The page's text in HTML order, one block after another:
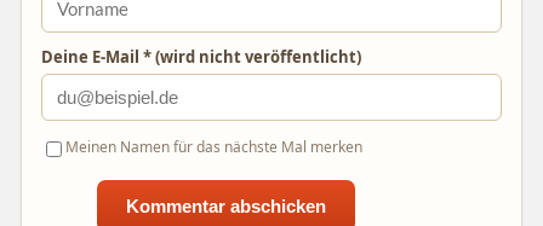
Deine E-Mail * (wird nicht veröffentlicht)
Meinen Namen für das nächste Mal merken